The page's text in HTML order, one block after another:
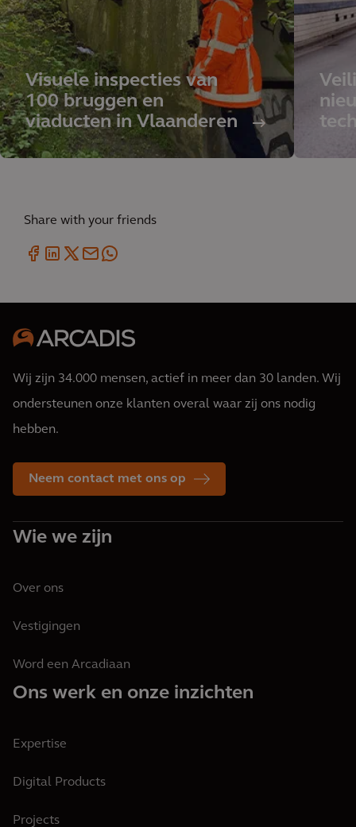
Visuele inspecties van
100 bruggen en
viaducten in Vlaanderen
Share with your friends
Wij zijn 34.000 mensen, actief in meer dan 30 landen. Wij
ondersteunen onze klanten overal waar zij ons nodig
hebben.
Neem contact met ons op
Wie we zijn
Over ons
Vestigingen
Word een Arcadiaan
Ons werk en onze inzichten
Expertise
Digital Products
Projects